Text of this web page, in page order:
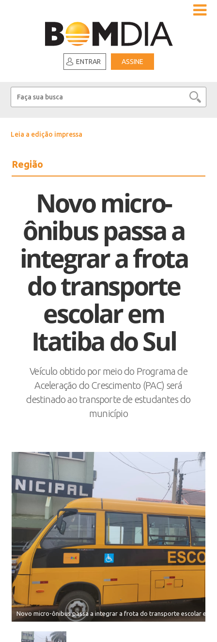
ENTRAR ASSINE
Leia a edição impressa
Região
Novo micro-
ônibus passa a
integrar a frota
do transporte
escolar em
Itatiba do Sul
Veículo obtido por meio do Programa de
Aceleração do Crescimento (PAC) será
destinado ao transporte de estudantes do
município
Novo micro-ônibus passa a integrar a frota do transporte escolar em